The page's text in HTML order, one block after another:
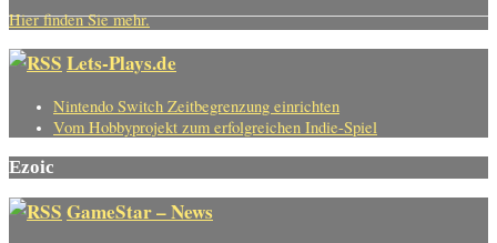
Hier finden Sie mehr.
Lets-Plays.de
Nintendo Switch Zeitbegrenzung einrichten
Vom Hobbyprojekt zum erfolgreichen Indie-Spiel
Ezoic
GameStar – News